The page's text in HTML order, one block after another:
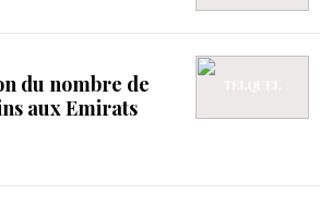
du nombre de
aux Emirats